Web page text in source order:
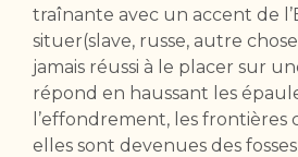
traînante avec un accent de
situer(slave, russe, autre
jamais réussi à le placer sur
répond en haussant les
l’effondrement, les frontières
elles sont devenues des